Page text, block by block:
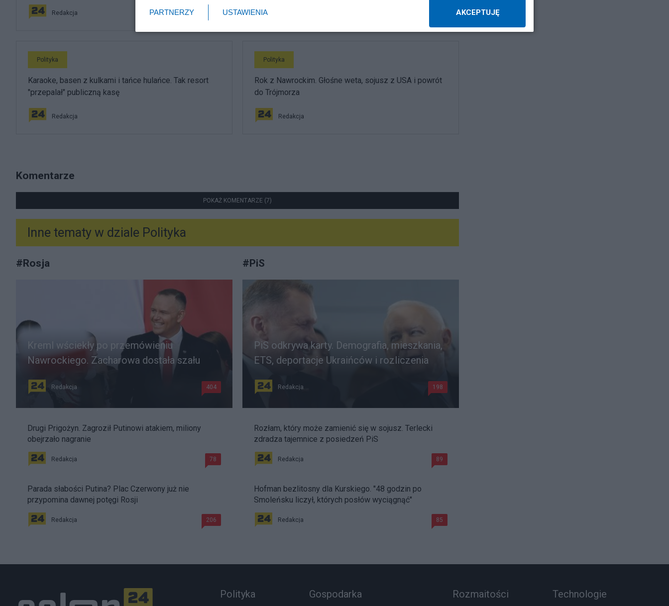
Redakcja
Polityka
Karaoke, basen z kulkami i tańce hulańce. Tak resort
"przepalał" publiczną kasę
Redakcja
Polityka
Rok z Nawrockim. Głośne weta, sojusz z USA i powrót
do Trójmorza
Redakcja
Komentarze
POKAŻ KOMENTARZE (7)
Inne tematy w dziale Polityka
#Rosja
Kreml wściekły po przemówieniu
Nawrockiego. Zacharowa dostała szału
Redakcja 404
Drugi Prigożyn. Zagroził Putinowi atakiem, miliony
obejrzało nagranie
Redakcja 78
Parada słabości Putina? Plac Czerwony już nie
przypomina dawnej potęgi Rosji
Redakcja 206
#PiS
PiS odkrywa karty. Demografia, mieszkania,
ETS, deportacje Ukraińców i rozliczenia
Redakcja 198
Rozłam, który może zamienić się w sojusz. Terlecki
zdradza tajemnice z posiedzeń PiS
Redakcja 89
Hofman bezlitosny dla Kurskiego. "48 godzin po
Smoleńsku liczył, których posłów wyciągnąć"
Redakcja 85
Polityka Gospodarka Rozmaitości Technologie
PARTNERZY USTAWIENIA AKCEPTUJĘ